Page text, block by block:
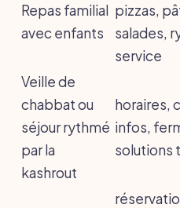
Repas familial
avec enfants
pizzas,
salades,
service
Veille de
chabbat ou
séjour rythmé
par la
kashrout
horaires,
infos,
solutions